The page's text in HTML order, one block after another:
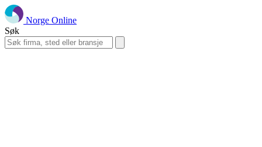
Norge Online
Søk